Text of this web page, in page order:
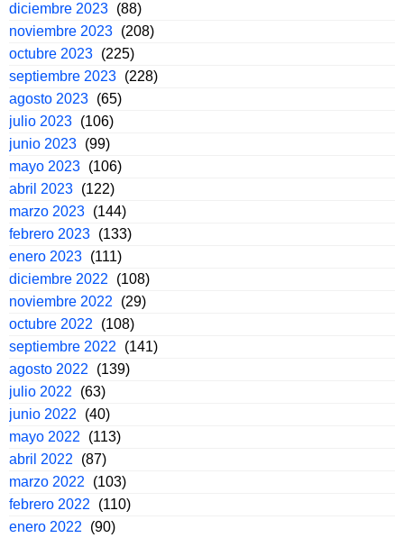
diciembre 2023 (88)
noviembre 2023 (208)
octubre 2023 (225)
septiembre 2023 (228)
agosto 2023 (65)
julio 2023 (106)
junio 2023 (99)
mayo 2023 (106)
abril 2023 (122)
marzo 2023 (144)
febrero 2023 (133)
enero 2023 (111)
diciembre 2022
(108)
noviembre 2022
(29)
octubre 2022
(108)
septiembre 2022
(141)
agosto 2022
(139)
julio 2022
(63)
junio 2022
(40)
mayo 2022
(113)
abril 2022
(87)
marzo 2022
(103)
febrero 2022
(110)
enero 2022
(90)